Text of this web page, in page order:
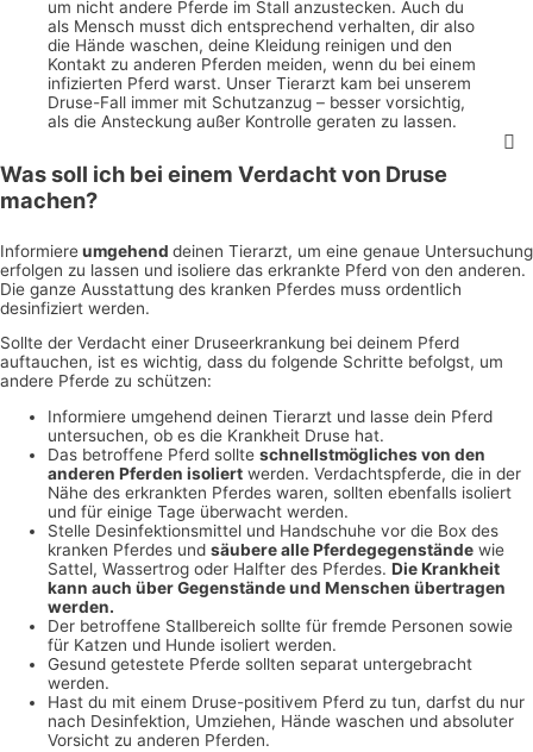
um nicht andere Pferde im Stall anzustecken. Auch du
als Mensch musst dich entsprechend verhalten, dir also
die Hände waschen, deine Kleidung reinigen und den
Kontakt zu anderen Pferden meiden, wenn du bei einem
infizierten Pferd warst. Unser Tierarzt kam bei unserem
Druse-Fall immer mit Schutzanzug – besser vorsichtig,
als die Ansteckung außer Kontrolle geraten zu lassen.
Was soll ich bei einem Verdacht von Druse
machen?
Informiereumgehend deinen Tierarzt, um eine genaue Untersuchung
erfolgen zu lassen und isoliere das erkrankte Pferd von den anderen.
Die ganze Ausstattung des kranken Pferdes muss ordentlich
desinfiziert werden.
Sollte der Verdacht einer Druseerkrankung bei deinem Pferd
auftauchen, ist es wichtig, dass du folgende Schritte befolgst, um
andere Pferde zu schützen:
Informiere umgehend deinen Tierarzt und lasse dein Pferd
untersuchen, ob es die Krankheit Druse hat.
Das betroffene Pferd sollte schnellstmögliches von den
anderen Pferden isoliert werden. Verdachtspferde, die in der
Nähe des erkrankten Pferdes waren, sollten ebenfalls isoliert
und für einige Tage überwacht werden.
Stelle Desinfektionsmittel und Handschuhe vor die Box des
kranken Pferdes und säubere alle Pferdegegenstände wie
Sattel, Wassertrog oder Halfter des Pferdes. Die Krankheit
kann auch über Gegenstände und Menschen übertragen
werden.
Der betroffene Stallbereich sollte für fremde Personen sowie
für Katzen und Hunde isoliert werden.
Gesund getestete Pferde sollten separat untergebracht
werden.
Hast du mit einem Druse-positivem Pferd zu tun, darfst du nur
nach Desinfektion, Umziehen, Hände waschen und absoluter
Vorsicht zu anderen Pferden.